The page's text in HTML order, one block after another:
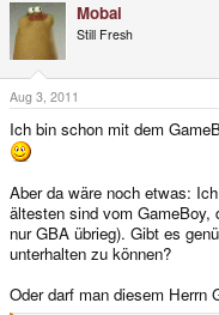
Mobai
Still Fresh
Aug 3, 2011
Ich bin schon mit dem
Aber da wäre noch etwas:
ältesten sind vom GameBoy,
nur GBA übrieg). Gibt es
unterhalten zu können?
Oder darf man diesem Herrn